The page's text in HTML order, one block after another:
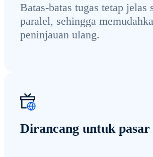
Batas-batas tugas tetap jelas
paralel, sehingga
peninjauan ulang.
Dirancang untuk pasar